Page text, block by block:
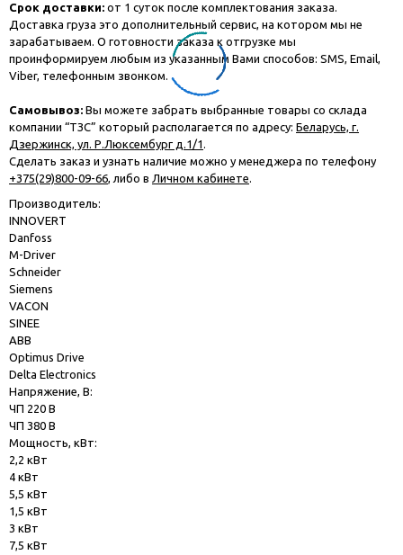
Срок доставки: от 1 суток после комплектования заказа.
Доставка груза это дополнительный сервис, на котором мы не
зарабатываем. О готовности заказа к отгрузке мы
проинформируем любым из указанным Вами способов: SMS, Email,
Viber, телефонным звонком.
Самовывоз: Вы можете забрать выбранные товары со склада
компании “ТЗС” который располагается по адресу: Беларусь, г.
Дзержинск, ул. Р.Люксембург д.1/1 .
Сделать заказ и узнать наличие можно у менеджера по телефону
+375(29)800-09-66, либо в Личном кабинете.
Производитель:
INNOVERT
Danfoss
M-Driver
Schneider
Siemens
VACON
SINEE
ABB
Optimus Drive
Delta Electronics
Напряжение, В:
ЧП 220 В
ЧП 380 В
Мощность, кВт:
2,2 кВт
4 кВт
5,5 кВт
1,5 кВт
3 кВт
7,5 кВт